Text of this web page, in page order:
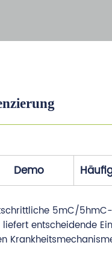
Demo
5mC/
entscheidende